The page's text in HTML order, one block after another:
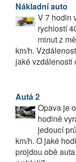
Nákladní auto
V 7 hodin
rychlostí
minut z
km/h.
jaké vzdálenosti
Autá 2
Opava je
hodině
jedoucí
km/h. O jaké
projdou obě